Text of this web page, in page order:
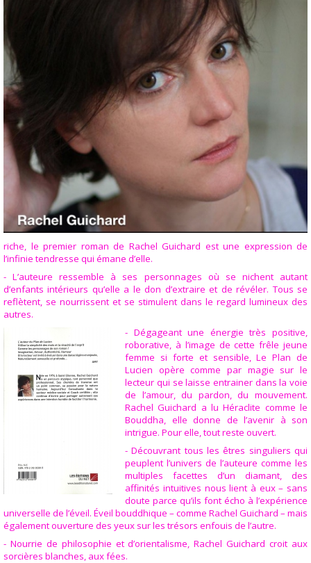
riche, le premier roman de Rachel Guichard est une expression de
l’infinie tendresse qui émane d’elle.
- L’auteure ressemble à ses personnages où se nichent autant
d’enfants intérieurs qu’elle a le don d’extraire et de révéler. Tous se
reflètent, se nourrissent et se stimulent dans le regard lumineux des
autres.
- Dégageant une énergie très positive,
roborative, à l’image de cette frêle jeune
femme si forte et sensible, Le Plan de
Lucien opère comme par magie sur le
lecteur qui se laisse entrainer dans la voie
de l’amour, du pardon, du mouvement.
Rachel Guichard a lu Héraclite comme le
Bouddha, elle donne de l’avenir à son
intrigue. Pour elle, tout reste ouvert.
- Découvrant tous les êtres singuliers qui
peuplent l’univers de l’auteure comme les
multiples facettes d’un diamant, des
affinités intuitives nous lient à eux – sans
doute parce qu’ils font écho à l’expérience
universelle de l’éveil. Éveil bouddhique – comme Rachel Guichard – mais
également ouverture des yeux sur les trésors enfouis de l’autre.
- Nourrie de philosophie et d’orientalisme, Rachel Guichard croit aux
sorcières blanches, aux fées.